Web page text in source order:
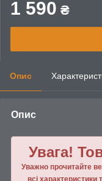
1 590 ₴
Опис
Опис
Увага!
Уважно прочитайте
всі характеристики